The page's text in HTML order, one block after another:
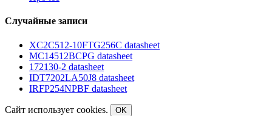
Случайные записи
XC2C512-10FTG256C datasheet
MC14512BCPG datasheet
172130-2 datasheet
IDT7202LA50J8 datasheet
IRFP254NPBF datasheet
Сайт использует cookies.
OK